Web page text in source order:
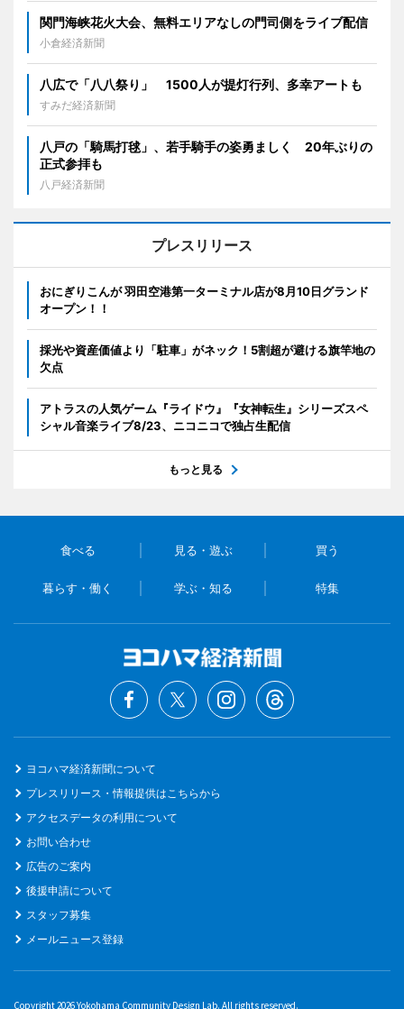
関門海峡花火大会、無料エリアなしの門司側をライブ配信
小倉経済新聞
八広で「八八祭り」 1500人が提灯行列、多幸アートも
すみだ経済新聞
八戸の「騎馬打毬」、若手騎手の姿勇ましく 20年ぶりの
正式参拝も
八戸経済新聞
プレスリリース
おにぎりこんが 羽田空港第一ターミナル店が8月10日グランド
オープン！！
採光や資産価値より「駐車」がネック！5割超が避ける旗竿地の
欠点
アトラスの人気ゲーム『ライドウ』『女神転生』シリーズスペ
シャル音楽ライブ8/23、ニコニコで独占生配信
もっと見る
食べる 見る・遊ぶ 買う
暮らす・働く 学ぶ・知る 特集
ヨコハマ経済新聞について
プレスリリース・情報提供はこちらから
アクセスデータの利用について
お問い合わせ
広告のご案内
後援申請について
スタッフ募集
メールニュース登録
Copyright 2026 Yokohama Community Design Lab. All rights reserved.